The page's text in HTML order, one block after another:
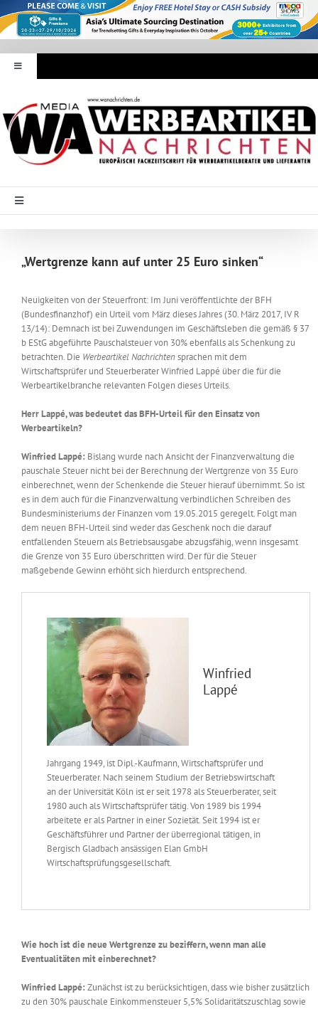
Inhalt
springen
Toggle
Navigation
Werbeartikel Nachrichten
E-Paper
WA Media
Toggle
Messen & Events
Unternehmen
Interviews
Wissen
Product Guide
Jobshop
„Wertgrenze kann auf unter 25 Euro sinken“
Neuigkeiten von der Steuerfront: Im Juni veröffentlichte der BFH
(Bundesfinanzhof) ein Urteil vom März dieses Jahres (30. März 2017, IV R
13/14): Demnach ist bei Zuwendungen im Geschäftsleben die gemäß § 37
b EStG abgeführte Pauschalsteuer von 30% ebenfalls als Schenkung zu
betrachten. Die Werbeartikel Nachrichtensprachen mit dem
Wirtschaftsprüfer und Steuerberater Winfried Lappé über die für die
Werbeartikelbranche relevanten Folgen dieses Urteils.
Herr Lappé, was bedeutet das BFH-Urteil für den Einsatz von
Werbeartikeln?
Winfried Lappé: Bislang wurde nach Ansicht der Finanzverwaltung die
pauschale Steuer nicht bei der Berechnung der Wertgrenze von 35 Euro
einberechnet, wenn der Schenkende die Steuer hierauf übernimmt. So ist
es in dem auch für die Finanzverwaltung verbindlichen Schreiben des
Bundesministeriums der Finanzen vom 19.05.2015 geregelt. Folgt man
dem neuen BFH-Urteil sind weder das Geschenk noch die darauf
entfallenden Steuern als Betriebsausgabe abzugsfähig, wenn insgesamt
die Grenze von 35 Euro überschritten wird. Der für die Steuer
maßgebende Gewinn erhöht sich hierdurch entsprechend.
Winfried
Lappé
Jahrgang 1949, ist Dipl.-Kaufmann, Wirtschaftsprüfer und
Steuerberater. Nach seinem Studium der Betriebswirtschaft
an der Universität Köln ist er seit 1978 als Steuerberater, seit
1980 auch als Wirtschaftsprüfer tätig. Von 1989 bis 1994
arbeitete er als Partner in einer Sozietät. Seit 1994 ist er
Geschäftsführer und Partner der überregional tätigen, in
Bergisch Gladbach ansässigen Elan GmbH
Wirtschaftsprüfungsgesellschaft.
Wie hoch ist die neue Wertgrenze zu beziffern, wenn man alle
Eventualitäten mit einberechnet?
Winfried Lappé: Zunächst ist zu berücksichtigen, dass wie bisher zusätzlich
zu den 30% pauschale Einkommensteuer 5,5% Solidaritätszuschlag sowie